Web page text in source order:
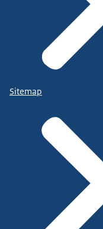
Sitemap